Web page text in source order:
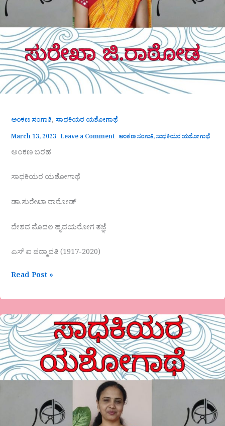
ಅಂಕಣ ಸಂಗಾತಿ, ಸಾಧಕಿಯರ ಯಶೋಗಾಥೆ
March 13, 2023 Leave a Comment ಅಂಕಣ ಸಂಗಾತಿ,ಸಾಧಕಿಯರ ಯಶೋಗಾಥೆ
ಅಂಕಣ ಬರಹ
ಸಾಧಕಿಯರ ಯಶೋಗಾಥೆ
ಡಾ.ಸುರೇಖಾ ರಾಠೋಡ್
ದೇಶದ ಮೊದಲ ಹೃದಯರೋಗ ತಜ್ಞೆ
ಎಸ್ ಐ ಪದ್ಮಾವತಿ (1917-2020)
Read Post »